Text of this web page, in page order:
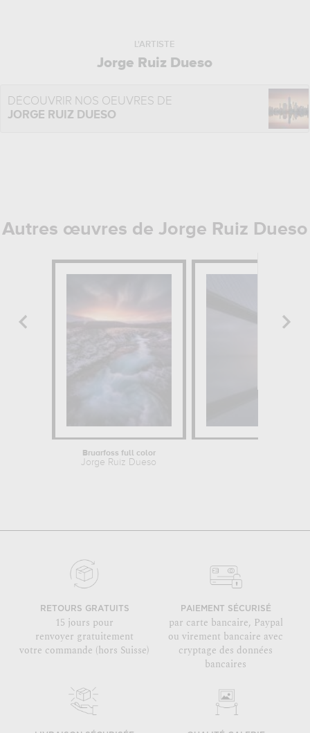
L'ARTISTE
Jorge Ruiz Dueso
DÉCOUVRIR NOS OEUVRES DE
JORGE RUIZ DUESO
Autres œuvres de Jorge Ruiz Dueso
Bruarfoss full color
Jorge Ruiz Dueso
RETOURS GRATUITS
15 jours pour
renvoyer gratuitement
votre commande (hors Suisse)
PAIEMENT SÉCURISÉ
par carte bancaire, Paypal
ou virement bancaire avec
cryptage des données
bancaires